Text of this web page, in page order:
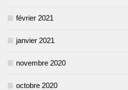
février 2021
janvier 2021
novembre 2020
octobre 2020